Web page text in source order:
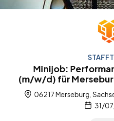
Minijob:
(m/w/d) für
06217 Merseburg,
31/